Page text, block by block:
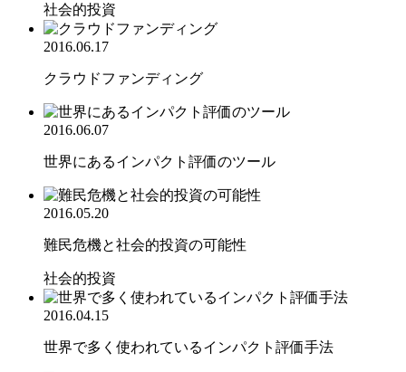
社会的投資
2016.06.17
クラウドファンディング
2016.06.07
世界にあるインパクト評価のツール
2016.05.20
難民危機と社会的投資の可能性
社会的投資
2016.04.15
世界で多く使われているインパクト評価手法